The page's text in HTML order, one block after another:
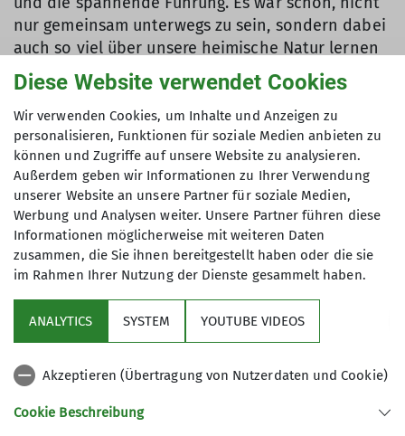
nur gemeinsam unterwegs zu sein, sondern dabei
auch so viel über unsere heimische Natur lernen
zu dürfen. Für die Bärenbande war es ein rundum
gelungener und besonderer Tag.
Text: Julia Sebald
Bilder: Kerstin Lombardini
Sektion
Archiv
Diese Website verwendet Cookies
Wir verwenden Cookies, um Inhalte und Anzeigen zu
personalisieren, Funktionen für soziale Medien anbieten zu
können und Zugriffe auf unsere Website zu analysieren.
Außerdem geben wir Informationen zu Ihrer Verwendung
unserer Website an unsere Partner für soziale Medien,
Werbung und Analysen weiter. Unsere Partner führen diese
Informationen möglicherweise mit weiteren Daten
zusammen, die Sie ihnen bereitgestellt haben oder die sie
im Rahmen Ihrer Nutzung der Dienste gesammelt haben.
ANALYTICS SYSTEM YOUTUBE VIDEOS
Akzeptieren (Übertragung von Nutzerdaten und Cookie)
Cookie Beschreibung